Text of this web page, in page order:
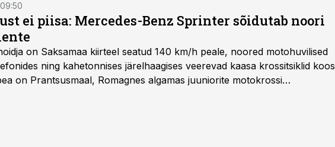
ei piisa: Mercedes-Benz Sprinter sõidutab noori
on Saksamaa kiirteel seatud 140 km/h peale, noored motohuvilised
ning kahetonnises järelhaagises veerevad kaasa krossitsiklid koos
on Prantsusmaal, Romagnes algamas juuniorite motokrossi